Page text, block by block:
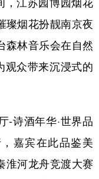
，江苏园博园烟花
璨烟花扮靓南京夜
森林音乐会在自然
观众带来沉浸式的
诗酒年华·世界品
嘉宾在此品鉴美
淮河龙舟竞渡大赛